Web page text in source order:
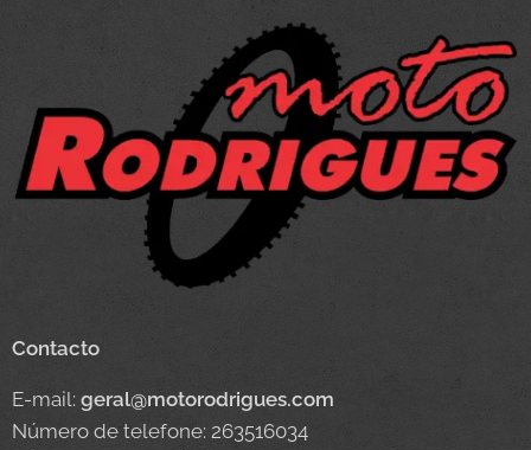
Contacto
E-mail: geral@motorodrigues.com
Número de telefone: 263516034